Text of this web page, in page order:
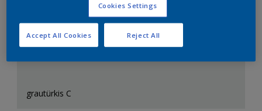
grautürkis C
Cookies Settings
Reject All
Accept All Cookies